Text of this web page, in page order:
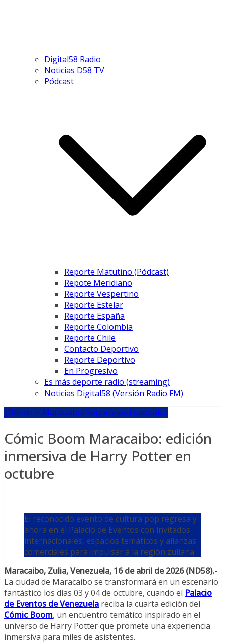
Digital58 Radio
Noticias D58 TV
Pódcast
Reporte Matutino (Pódcast)
Repote Meridiano
Reporte Vespertino
Reporte Estelar
Reporte España
Reporte Colombia
Reporte Chile
Contacto Deportivo
Reporte Deportivo
En Progresivo
Es más deporte radio (streaming)
Noticias Digital58 (Versión Radio FM)
¿Dónde ir Maracaibo?Reportajes Especiales
Cómic Boom Maracaibo: edición
inmersiva de Harry Potter en
octubre
El reconocido evento de cultura pop regresa y
ahora en el Palacio de Eventos con invitados
internacionales, espacios temáticos y alianzas
comerciales para impulsar a la región zuliana.
Maracaibo, Zulia, Venezuela, 16 de abril de 2026 (ND58).-
La ciudad de Maracaibo se transformará en un escenario
fantástico los días 03 y 04 de octubre, cuando el Palacio
de Eventos de Venezuela reciba la cuarta edición del
Cómic Boom, un encuentro temático inspirado en el
universo de Harry Potter que promete una experiencia
inmersiva para miles de asistentes.